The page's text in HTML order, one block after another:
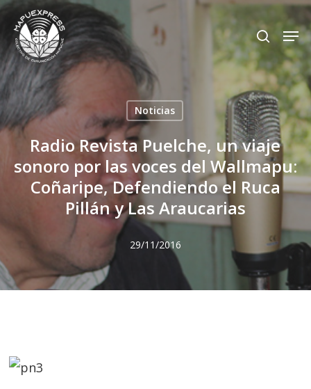
Skip
main
content
search
Noticias
Radio Revista Puelche, un viaje
sonoro por las voces del Wallmapu:
Coñaripe, Defendiendo el Ruca
Pillán y Las Araucarias
29/11/2016
Close
Menu